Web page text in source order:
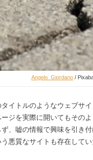
Angelo_Giordano /
イトルのようなウェブサ
ジを実際に開いてもその
、嘘の情報で興味を引き
悪質なサイトも存在してい